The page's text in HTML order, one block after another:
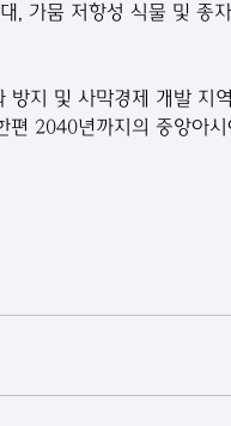
, 가뭄 저항성 식물 및 종
지 및 사막경제 개발 지
2040년까지의 중앙아